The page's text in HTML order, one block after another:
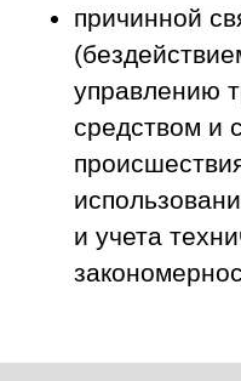
причинной
управлению
средством и
и учета